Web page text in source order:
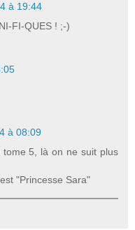
à 19:44
FI-QUES ! ;-)
à 08:09
5, là on ne suit plus
"Princesse Sara"